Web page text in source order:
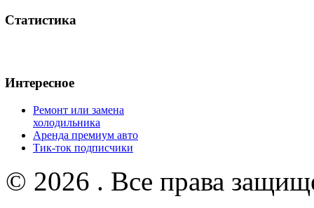
Статистика
Интересное
Ремонт или замена
холодильника
Аренда премиум авто
Тик-ток подписчики
© 2026 . Все права